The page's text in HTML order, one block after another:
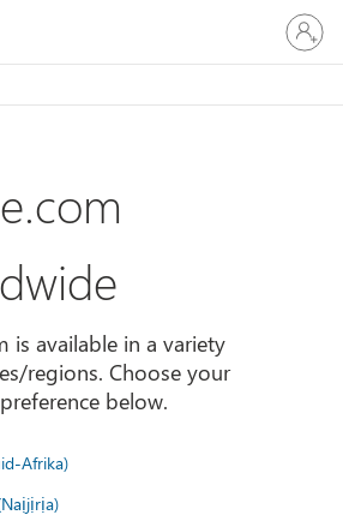
Sign
in
to
account
is available in a variety
regions. Choose your
below.
Afrika)